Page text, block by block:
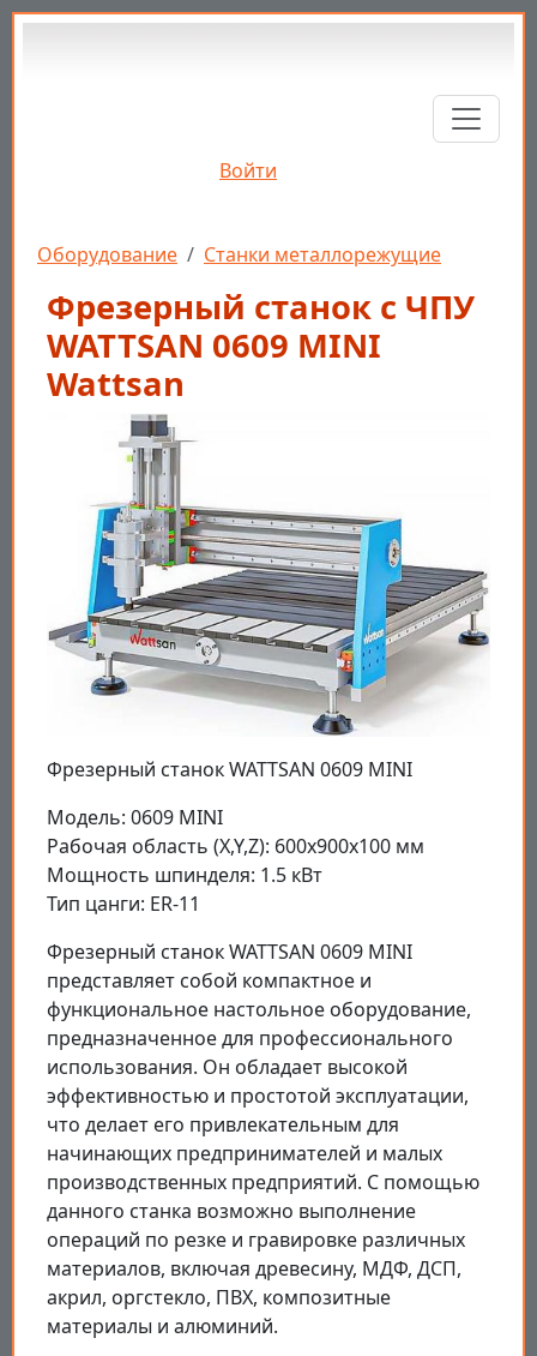
Перейти к основному содержанию
Войти
Строка навигации
Оборудование Станки металлорежущие
Фрезерный станок с ЧПУ
WATTSAN 0609 MINI
Wattsan
Фрезерный станок WATTSAN 0609 MINI
Модель: 0609 MINI
Рабочая область (X,Y,Z): 600x900x100 мм
Мощность шпинделя: 1.5 кВт
Тип цанги: ER-11
Фрезерный станок WATTSAN 0609 MINI
представляет собой компактное и
функциональное настольное оборудование,
предназначенное для профессионального
использования. Он обладает высокой
эффективностью и простотой эксплуатации,
что делает его привлекательным для
начинающих предпринимателей и малых
производственных предприятий. С помощью
данного станка возможно выполнение
операций по резке и гравировке различных
материалов, включая древесину, МДФ, ДСП,
акрил, оргстекло, ПВХ, композитные
материалы и алюминий.